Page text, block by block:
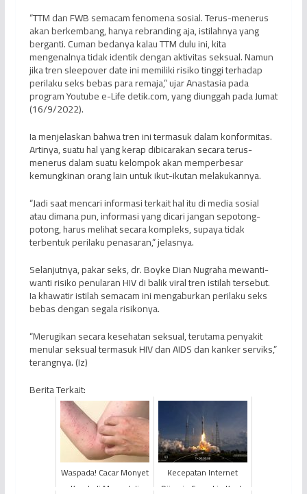
“TTM dan FWB semacam fenomena sosial. Terus-menerus
akan berkembang, hanya rebranding aja, istilahnya yang
berganti. Cuman bedanya kalau TTM dulu ini, kita
mengenalnya tidak identik dengan aktivitas seksual. Namun
jika tren sleepover date ini memiliki risiko tinggi terhadap
perilaku seks bebas para remaja,” ujar Anastasia pada
program Youtube e-Life detik.com, yang diunggah pada Jumat
(16/9/2022).
Ia menjelaskan bahwa tren ini termasuk dalam konformitas.
Artinya, suatu hal yang kerap dibicarakan secara terus-
menerus dalam suatu kelompok akan memperbesar
kemungkinan orang lain untuk ikut-ikutan melakukannya.
“Jadi saat mencari informasi terkait hal itu di media sosial
atau dimana pun, informasi yang dicari jangan sepotong-
potong, harus melihat secara kompleks, supaya tidak
terbentuk perilaku penasaran,” jelasnya.
Selanjutnya, pakar seks, dr. Boyke Dian Nugraha mewanti-
wanti risiko penularan HIV di balik viral tren istilah tersebut.
Ia khawatir istilah semacam ini mengaburkan perilaku seks
bebas dengan segala risikonya.
“Merugikan secara kesehatan seksual, terutama penyakit
menular seksual termasuk HIV dan AIDS dan kanker serviks,”
terangnya. (Iz)
Berita Terkait:
Waspada! Cacar Monyet
Kembali Muncul di
Kecepatan Internet
Dijamin Semakin Kuat,